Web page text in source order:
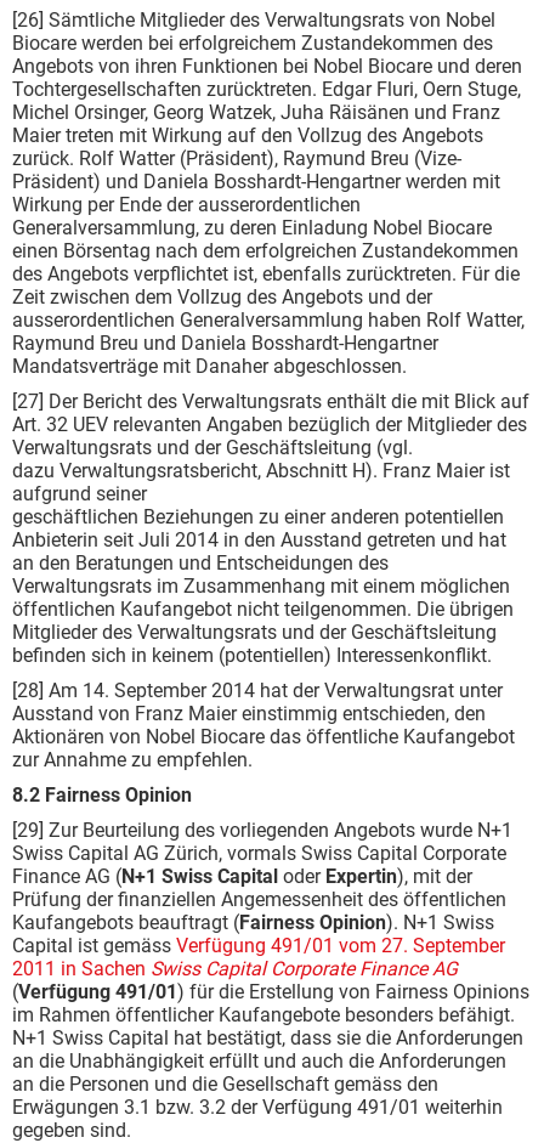
[26] Sämtliche Mitglieder des Verwaltungsrats von Nobel
Biocare werden bei erfolgreichem Zustandekommen des
Angebots von ihren Funktionen bei Nobel Biocare und deren
Tochtergesellschaften zurücktreten. Edgar Fluri, Oern Stuge,
Michel Orsinger, Georg Watzek, Juha Räisänen und Franz
Maier treten mit Wirkung auf den Vollzug des Angebots
zurück. Rolf Watter (Präsident), Raymund Breu (Vize-
Präsident) und Daniela Bosshardt-Hengartner werden mit
Wirkung per Ende der ausserordentlichen
Generalversammlung, zu deren Einladung Nobel Biocare
einen Börsentag nach dem erfolgreichen Zustandekommen
des Angebots verpflichtet ist, ebenfalls zurücktreten. Für die
Zeit zwischen dem Vollzug des Angebots und der
ausserordentlichen Generalversammlung haben Rolf Watter,
Raymund Breu und Daniela Bosshardt-Hengartner
Mandatsverträge mit Danaher abgeschlossen.
[27] Der Bericht des Verwaltungsrats enthält die mit Blick auf
Art. 32 UEV relevanten Angaben bezüglich der Mitglieder des
Verwaltungsrats und der Geschäftsleitung (vgl.
dazu Verwaltungsratsbericht, Abschnitt H). Franz Maier ist
aufgrund seiner
geschäftlichen Beziehungen zu einer anderen potentiellen
Anbieterin seit Juli 2014 in den Ausstand getreten und hat
an den Beratungen und Entscheidungen des
Verwaltungsrats im Zusammenhang mit einem möglichen
öffentlichen Kaufangebot nicht teilgenommen. Die übrigen
Mitglieder des Verwaltungsrats und der Geschäftsleitung
befinden sich in keinem (potentiellen) Interessenkonflikt.
[28] Am 14. September 2014 hat der Verwaltungsrat unter
Ausstand von Franz Maier einstimmig entschieden, den
Aktionären von Nobel Biocare das öffentliche Kaufangebot
zur Annahme zu empfehlen.
8.2 Fairness Opinion
[29] Zur Beurteilung des vorliegenden Angebots wurde N+1
Swiss Capital AG Zürich, vormals Swiss Capital Corporate
Finance AG (N+1 Swiss Capital oder Expertin), mit der
Prüfung der finanziellen Angemessenheit des öffentlichen
Kaufangebots beauftragt (Fairness Opinion). N+1 Swiss
Capital ist gemäss Verfügung 491/01 vom 27. September
2011 in Sachen Swiss Capital Corporate Finance AG
(Verfügung 491/01) für die Erstellung von Fairness Opinions
im Rahmen öffentlicher Kaufangebote besonders befähigt.
N+1 Swiss Capital hat bestätigt, dass sie die Anforderungen
an die Unabhängigkeit erfüllt und auch die Anforderungen
an die Personen und die Gesellschaft gemäss den
Erwägungen 3.1 bzw. 3.2 der Verfügung 491/01 weiterhin
gegeben sind.